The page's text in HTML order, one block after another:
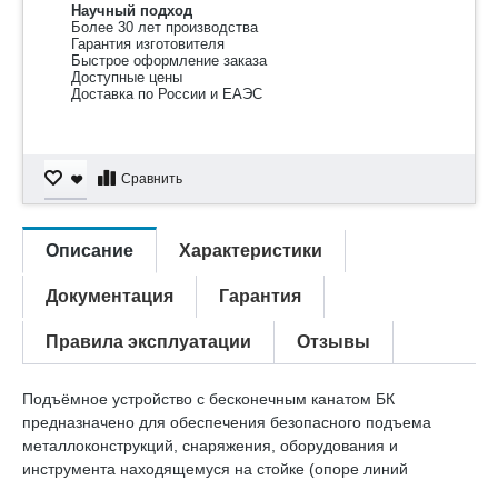
Научный подход
Более 30 лет производства
Гарантия изготовителя
Быстрое оформление заказа
Доступные цены
Доставка по России и ЕАЭС
Сравнить
Описание Характеристики
Документация Гарантия
Правила эксплуатации Отзывы
Подъёмное устройство с бесконечным канатом БК
предназначено для обеспечения безопасного подъема
металлоконструкций, снаряжения, оборудования и
инструмента находящемуся на стойке (опоре линий